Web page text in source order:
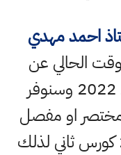
احمد مهدي
الحالي عن
حذوفات صف اول متوسط 2022 وسنوفر
او مفصل
عن صف اول متوسط 2022 كورس ثاني لذلك